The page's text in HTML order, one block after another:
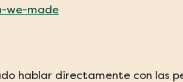
we-made
hablar directamente con las